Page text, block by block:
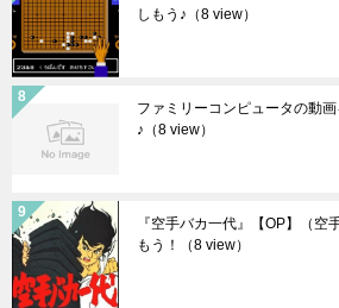
しもう♪ （8 view）
ファミリーコンピュータの動
♪ （8 view）
『空手バカ一代』【OP】（空
もう！
（8 view）